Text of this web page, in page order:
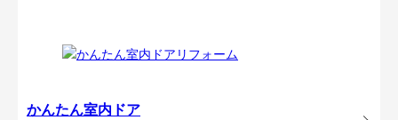
かんたん室内ドア